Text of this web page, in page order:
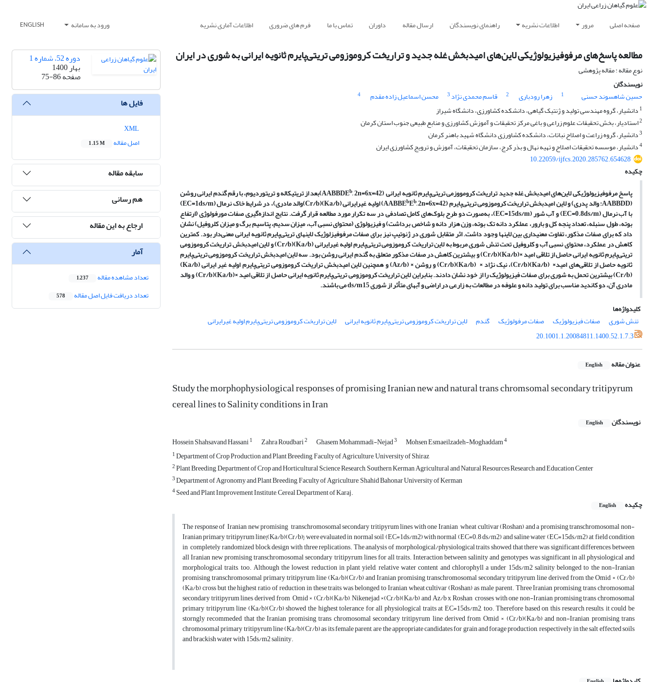
صفحه اصلی مرور اطلاعات نشریه راهنمای نویسندگان ارسال مقاله داوران تماس با ما فرم های ضروری اطلاعات آماری نشریه ورود به سامانه ENGLISH
مطالعه پاسخ‌های مرفوفیزیولوژیکی لاین‌های امیدبخش غله جدید و تراریخت کروموزومی تریتی‌پایرم ثانویه ایرانی به شوری در ایران
نوع مقاله : مقاله پژوهشی
نویسندگان
حسین شاهسوند حسنی
1 زهرا رودباری 2 قاسم محمدی نژاد 3 محسن اسماعیل زاده مقدم
4
1 دانشیار، گروه مهندسی تولید و ژنتیک گیاهی، دانشکده کشاورزی، دانشگاه شیراز
2استادیار، بخش تحقیقات علوم زراعی و باغی مرکز تحقیقات و آموزش کشاورزی و منابع طبیعی جنوب استان کرمان
3دانشیار، گروه زراعت و اصلاح نباتات، دانشکده کشاورزی دانشگاه شهید باهنر کرمان
4دانشیار، موسسه تحقیقات اصلاح و تهیه نهال و بذر کرج، سازمان تحقیقات، آموزش و ترویج کشاورزی ایران
10.22059/ijfcs.2020.285762.654628
چکیده
پاسخ مرفوفیزیولوژیکی لاین‌های امیدبخش غله جدید تراریخت کرومووزمی تریتی‌پایرم ثانویه ایرانی(AABBDE
b, 2n=6x=42) بعد از تریتیکاله و تریتوردیوم، با رقم گندم ایرانی روشن
(
AABBDD: والد پدری) و لاین امیدبخش تراریخت کروموزومی تریتی‌پایرم(AABBE
bEb, 2n=6x=42) اولیه غیرایرانی(Ka/b)(Cr/b) والد مادری)، در شرایط خاک نرمال (EC=1ds/m
)
با آب نرمال(EC=0.8ds/m) و آب شور(EC=15ds/m) ، به‌صورت دو طرح بلوک‌های کامل تصادفی در سه تکرار مورد مطالعه قرار گرفت. نتایج اندازه‌گیری صفات مورفولوژی (ارتفاع
بوته، طول سنبله، تعداد پنجه کل و بارور، عملکرد دانه تک بوته، وزن هزار دانه و شاخص برداشت) و فیزیولوژی (محتوای نسبی آب، میزان سدیم، پتاسیم برگ و میزان کلروفیل) نشان
داد که برای صفات مذکور، تفاوت معنی­داری بین لاین­ها وجود داشت. اثر متقابل شوری در ژنوتیپ نیز برای صفات مرفوفیزلوژیک لاین­های تریتی‌پایرم ثانویه ایرانی معنی‌دار بود. کمترین
کاهش در عملکرد، محتوای نسبی آب و کلروفیل تحت تنش شوری مربوط به لاین تراریخت کروموزومی تریتی‌پایرم اولیه غیرایرانی (Ka/b)(Cr/b ) و لاین امیدبخش تراریخت کروموزومی
تریتی‌پایرم ثانویه ایرانی حاصل از تلاقی امید ×(Ka/b)(Cr/b ) و بیشترین کاهش در صفات مذکور متعلق به گندم ایرانی روشن بود. سه لاین امیدبخش تراریخت کروموزومی تریتی‌پایرم
ثانویه حاصل از تلاقی‌های امید×
(
Ka/b)(Cr/b )، نیک نژاد × (Ka/b)(Cr/b) و روشن × (Az/b) و همچنین لاین امیدبخش تراریخت کروموزومی تریتی‌پایرم اولیه غیر ایرانی ( Ka/b)
(Cr/b ) بیشترین تحمل به شوری برای صفات فیزیولوژیک را از خود نشان دادند. بنابراین لاین تراریخت کروموزومی تریتی‌پایرم ثانویه ایرانی حاصل از تلاقی امید ×(Ka/b)(Cr/b) و والد
مادری آن، دو کاندید مناسب برای تولید دانه و علوفه در مطالعات به زارعی در اراضی و آب­های متأثر از شوری ds/m15
می باشند.
کلیدواژه‌ها
تنش شوری
صفات فیزیولوژیک صفات مرفولوژیک گندم لاین تراریخت کروموزومی تریتی‌پایرم ثانویه ایرانی
لاین تراریخت کروموزومی تریتی‌پایرم اولیه غیرایرانی
20.1001.1.20084811.1400.52.1.7.3
عنوان مقاله English
Study the morphophysiological responses of promising Iranian new and natural trans chromsomal secondary tritipyrum
cereal lines to Salinity conditions in Iran
نویسندگان English
Hossein Shahsavand Hassani1 Zahra Roudbari2 Ghasem Mohammadi-Nejad3 Mohsen Esmaeilzadeh-Moghaddam4
1Department of Crop Production and Plant Breeding, Faculty of Agriculture, University of Shiraz
2Plant Breeding, Department of Crop and Horticultural Science Research, Southern Kerman Agricultural and Natural Resources Research and Education Center
3Department of Agronomy and Plant Breeding, Faculty of Agriculture, Shahid Bahonar University of Kerman
4Seed and Plant Improvement Institute, Cereal Department of Karaj.
چکیده
English
The response of Iranian new promising transchromosomal secondary tritipyrum lines with one Iranian wheat cultivar (Roshan) and a promising transchromosomal non-
Iranian primary tritipyrum line{(Ka/b)(Cr/b)} were evaluated in normal soil (EC=1ds/m2) with normal (EC=0.8 ds/m2) and saline water (EC=15ds/m2) at field condition
in completely randomized block design with three replications. The analysis of morphological/physiological traits showed that there was significant differences between
all Iranian new promising transchromosomal secondary tritipyrum lines for all traits. Interaction between salinity and genotypes was significant in all physiological and
morphological traits, too. Although the lowest reduction in plant yield, relative water content and chlorophyll a under 15ds/m2 salinity belonged to the non-Iranian
promising transchromosomal primary tritipyrum line (Ka/b)(Cr/b) and Iranian promising transchromosomal secondary tritipyrum line derived from the Omid × (Cr/b)
(Ka/b) cross but the highest ratio of reduction in these traits was belonged to Iranian wheat cultivar (Roshan) as male parent. Three Iranian promising trans chromosomal
secondary tritipyrum lines derived from Omid × (Cr/b)(Ka/b), Nikenejad ×(Cr/b)(Ka/b) and Az/b x Roshan crosses with one non-Iranian promising trans chromosomal
primary tritipyrum line (Ka/b)(Cr/b) showed the highest tolerance for all physiological traits at EC=15ds/m2, too. Therefore based on this research results, it could be
storngly recommeded that the Iranian promising trans chromosomal secondary tritipyrum line derived from Omid × (Cr/b)(Ka/b) and non-Iranian promising trans
chromosomal primary tritipyrum line (Ka/b)(Cr/b) as its female parent, are the appropriate candidates for grain and forage production, respectively, in the salt effected soils
and brackish water with 15ds/m2 salinity.
دوره 52، شماره 1
بهار 1400
صفحه75-86
فایل ها
اصل مقاله
1.15 M
سابقه مقاله
هم رسانی
ارجاع به این مقاله
آمار
تعداد مشاهده مقاله 1,237
تعداد دریافت فایل اصل مقاله 578